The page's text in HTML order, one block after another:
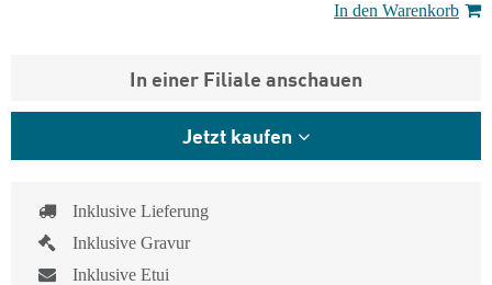
In den Warenkorb
In einer Filiale anschauen
Jetzt kaufen
Inklusive Lieferung
Inklusive Gravur
Inklusive Etui